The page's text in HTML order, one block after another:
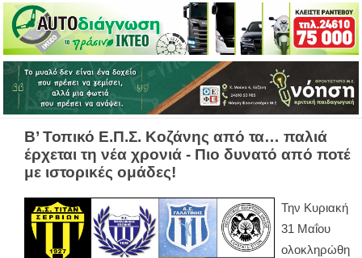
Β’ Τοπικό Ε.Π.Σ. Κοζάνης από τα… παλιά
έρχεται τη νέα χρονιά - Πιο δυνατό από ποτέ
με ιστορικές ομάδες!
Την Κυριακή
31 Μαΐου
ολοκληρώθη